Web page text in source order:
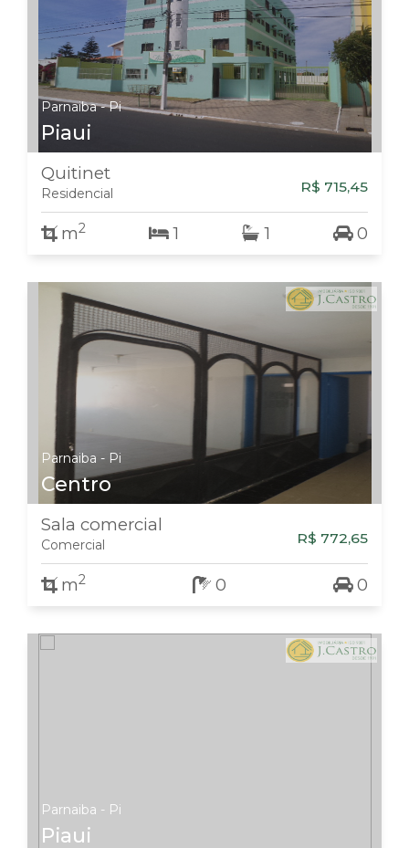
Parnaiba - Pi
Piaui
Quitinet
Residencial R$ 715,45
m2 1 1 0
Parnaiba - Pi
Centro
Sala comercial
Comercial R$ 772,65
m2 0 0
Parnaiba - Pi
Piaui